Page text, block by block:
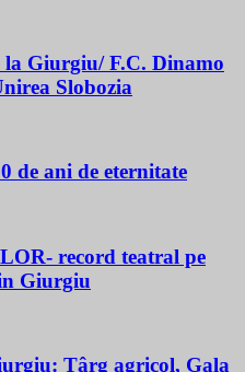
Giurgiu/ F.C. Dinamo
Slobozia
de ani de eternitate
record teatral pe
Giurgiu
Târg agricol, Gala